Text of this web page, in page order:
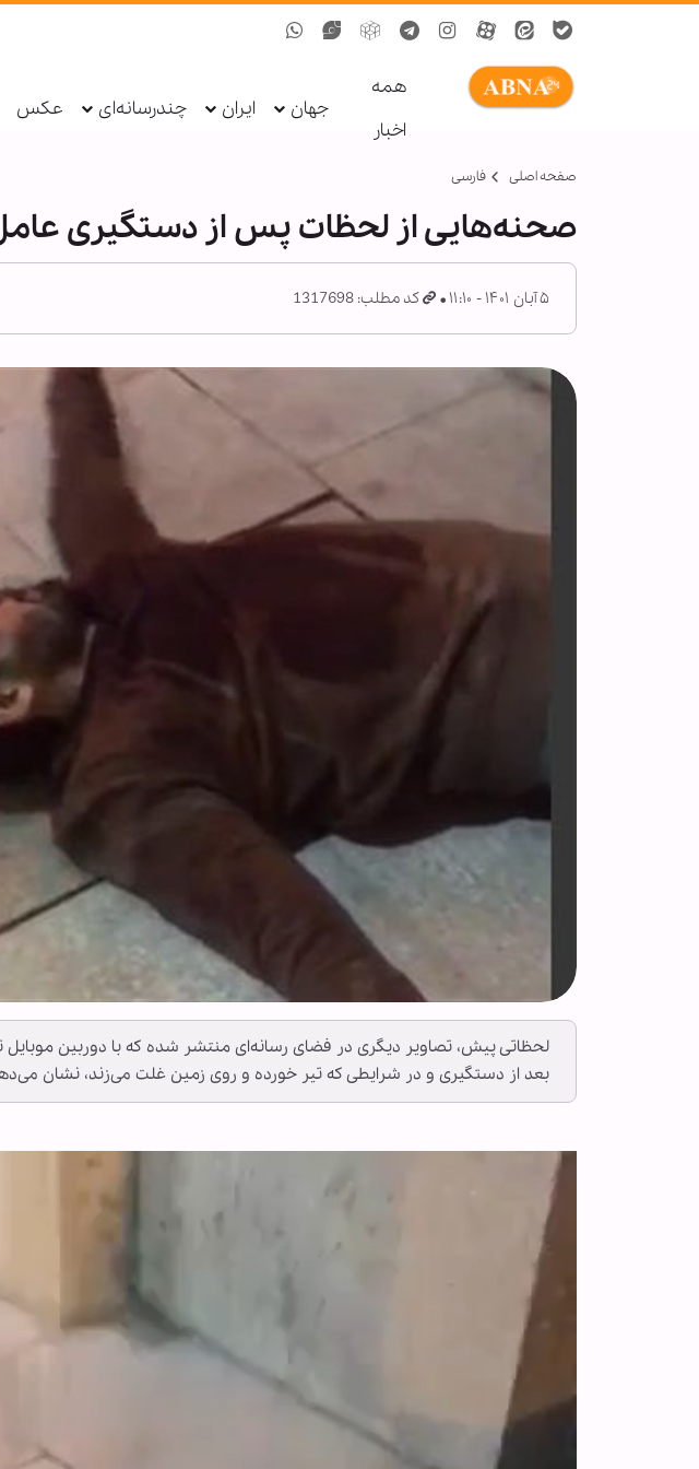
همه
اخبار
جهان ایران چندرسانه‌ای عکس
صفحه اصلی فارسی
صحنه‌هایی از لحظات پس از دستگیری
۵ آبان ۱۴۰۱ - ۱۱:۱۰ کد مطلب: 1317698
لحظاتی پیش، تصاویر دیگری در فضای رسانه‌ای منتشر شده که با دوربین موبایل
بعد از دستگیری و در شرایطی که تیر خورده و روی زمین غلت می‌زند، نشان